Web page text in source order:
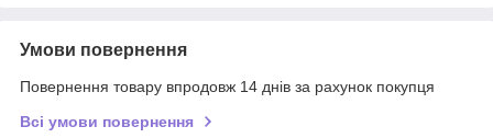
Умови повернення
Повернення товару впродовж 14 днів за рахунок покупця
Всі умови повернення